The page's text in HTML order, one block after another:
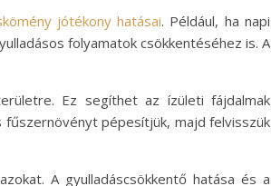
jótékony hatásai. Például, ha napi
folyamatok csökkentéséhez is. A
Ez segíthet az ízületi fájdalmak
fűszernövényt pépesítjük, majd felvisszük
A gyulladáscsökkentő hatása és a